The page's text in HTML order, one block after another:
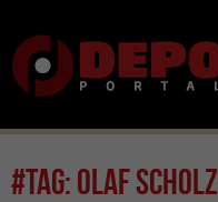
#tag: Olaf Scholz